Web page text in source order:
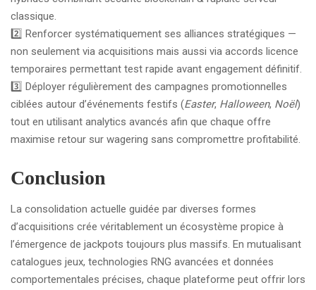
classique.
2️⃣ Renforcer systématiquement ses alliances stratégiques —
non seulement via acquisitions mais aussi via accords licence
temporaires permettant test rapide avant engagement définitif.
3️⃣ Déployer régulièrement des campagnes promotionnelles
ciblées autour d’événements festifs (Easter, Halloween, Noël)
tout en utilisant analytics avancés afin que chaque offre
maximise retour sur wagering sans compromettre profitabilité.
Conclusion
La consolidation actuelle guidée par diverses formes
d’acquisitions crée véritablement un écosystème propice à
l’émergence de jackpots toujours plus massifs. En mutualisant
catalogues jeux, technologies RNG avancées et données
comportementales précises, chaque plateforme peut offrir lors